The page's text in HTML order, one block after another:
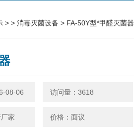
> > 消毒灭菌设备 > FA-50Y型*甲醛灭菌器
08-06 访问量：3618
家 价格：面议